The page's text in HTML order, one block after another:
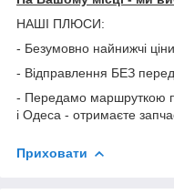
НАШІ ПЛЮСИ:
- Безумовно найнижчі ціни
- Відправлення БЕЗ
- Передамо маршруткою
і Одеса - отримаєте
Приховати